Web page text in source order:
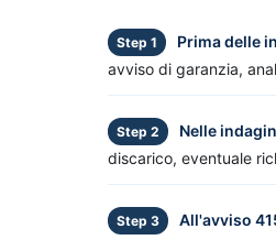
Step 1 Prima delle
avviso di garanzia,
Step 2 Nelle
discarico, eventuale
Step 3 All'avviso